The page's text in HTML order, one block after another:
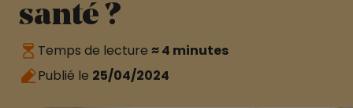
santé ?
Temps de lecture ≈ 4 minutes
Publié le 25/04/2024